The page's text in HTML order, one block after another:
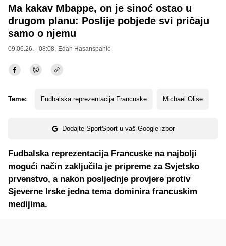
Ma kakav Mbappe, on je sinoć ostao u
drugom planu: Poslije pobjede svi pričaju
samo o njemu
09.06.26. - 08:08, Edah Hasanspahić
Teme: Fudbalska reprezentacija Francuske Michael Olise
Dodajte SportSport u vaš Google izbor
Fudbalska reprezentacija Francuske na najbolji
mogući način zaključila je pripreme za Svjetsko
prvenstvo, a nakon posljednje provjere protiv
Sjeverne Irske jedna tema dominira francuskim
medijima.